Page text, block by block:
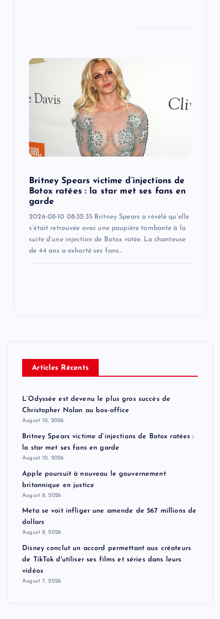
Britney Spears victime d’injections de
Botox ratées : la star met ses fans en
garde
2026-08-10 08:32:35 Britney Spears a révélé qu’elle
s’était retrouvée avec une paupière tombante à la
suite d’une injection de Botox ratée. La chanteuse
de 44 ans a exhorté ses fans…
Articles Récents
L’Odyssée est devenu le plus gros succès de
Christopher Nolan au box-office
August 10, 2026
Britney Spears victime d’injections de Botox ratées :
la star met ses fans en garde
August 10, 2026
Apple poursuit à nouveau le gouvernement
britannique en justice
August 8, 2026
Meta se voit infliger une amende de 567 millions de
dollars
August 8, 2026
Disney conclut un accord permettant aux créateurs
de TikTok d'utiliser ses films et séries dans leurs
vidéos
August 7, 2026